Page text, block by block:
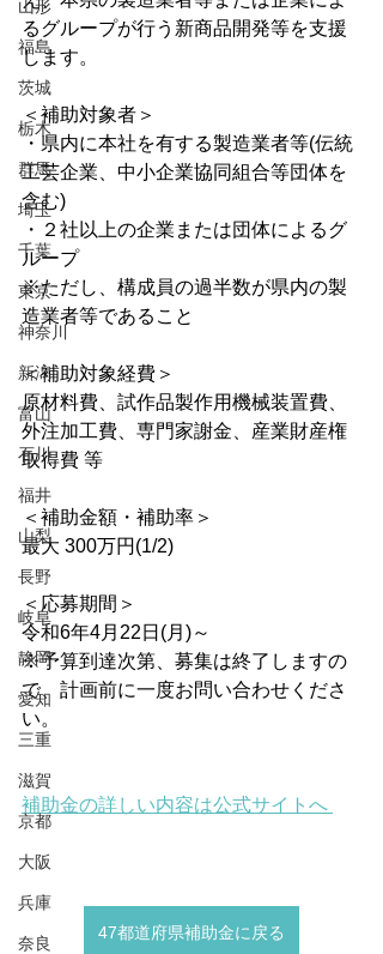
山形
福島
茨城
栃木
群馬
埼玉
千葉
東京
神奈川
新潟
富山
石川
福井
山梨
長野
岐阜
静岡
愛知
三重
滋賀
京都
大阪
兵庫
奈良
るグループが行う新商品開発等を支援
します。
＜補助対象者＞
・県内に本社を有する製造業者等(伝統
工芸企業、中小企業協同組合等団体を
含む)
・２社以上の企業または団体によるグ
ループ
※ただし、構成員の過半数が県内の製
造業者等であること
＜補助対象経費＞
原材料費、試作品製作用機械装置費、
外注加工費、専門家謝金、産業財産権
取得費 等
＜補助金額・補助率＞
最大 300万円(1/2)
＜応募期間＞
令和6年4月22日(月)～
※予算到達次第、募集は終了しますの
で、計画前に一度お問い合わせくださ
い。
補助金の詳しい内容は公式サイトへ
47都道府県補助金に戻る